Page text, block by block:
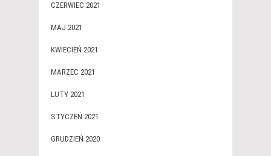
CZERWIEC 2021
MAJ 2021
KWIECIEŃ 2021
MARZEC 2021
LUTY 2021
STYCZEŃ 2021
GRUDZIEŃ 2020